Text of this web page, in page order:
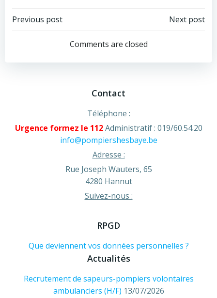
Post
navigation
Previous post
navigation
Next post
Comments are closed
Contact
Téléphone :
Urgence formez le 112Administratif : 019/60.54.20
info@pompiershesbaye.be
Adresse :
Rue Joseph Wauters, 65
4280 Hannut
Suivez-nous :
RPGD
Que deviennent vos données personnelles ?
Actualités
Recrutement de sapeurs-pompiers volontaires
ambulanciers (H/F) 13/07/2026